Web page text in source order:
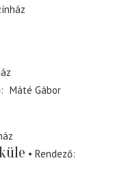
Máté Gábor
Rendező